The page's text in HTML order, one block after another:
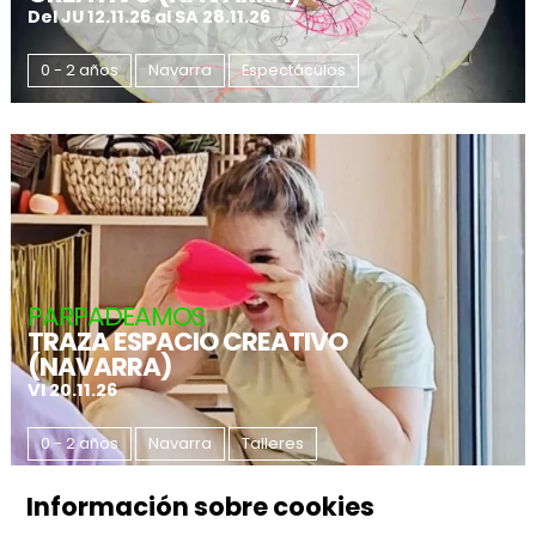
Del JU 12.11.26al SA 28.11.26
0 - 2 años Navarra Espectáculos
PARPADEAMOS
TRAZA ESPACIO CREATIVO
(NAVARRA)
VI 20.11.26
0 - 2 años Navarra Talleres
Información sobre cookies